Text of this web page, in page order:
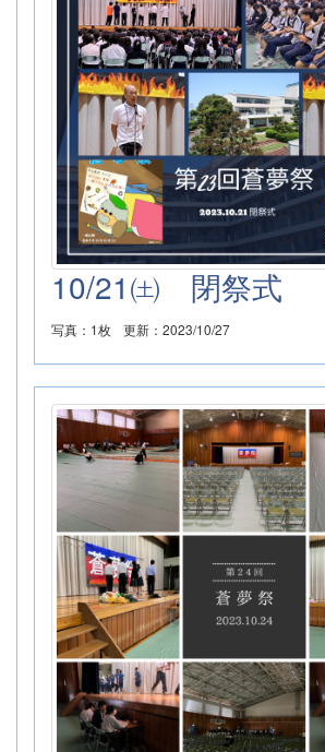
10/21㈯ 閉祭式
写真：1枚 更新：2023/10/27